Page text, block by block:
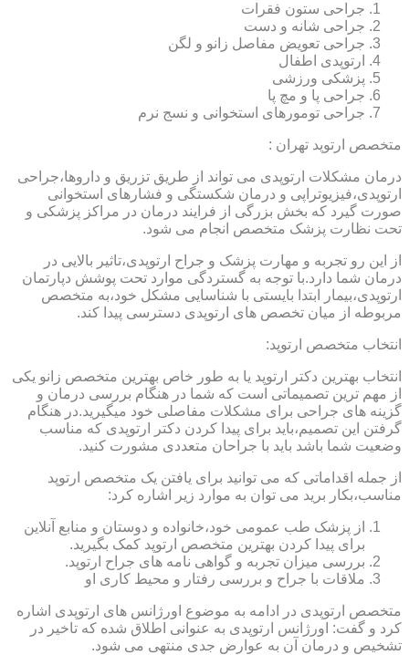
جراحی ستون فقرات
جراحی شانه و دست
جراحی تعویض مفاصل زانو و لگن
ارتوپدی اطفال
پزشکی ورزشی
جراحی پا و مچ پا
جراحی تومورهای استخوانی و نسج نرم
متخصص ارتوپد تهران :
درمان مشکلات ارتوپدی می تواند از طریق تزریق و داروها،جراحی
ارتوپدی،فیزیوتراپی و درمان شکستگی و فشارهای استخوانی
صورت گیرد که بخش بزرگی از فرایند درمان در مراکز پزشکی و
تحت نظارت پزشک متخصص انجام می شود.
از این رو تجربه و مهارت پزشک و جراح ارتوپدی،تاثیر بالایی در
درمان شما دارد.با توجه به گستردگی موارد تحت پوشش دپارتمان
ارتوپدی،بیمار ابتدا بایستی با شناسایی مشکل خود،به متخصص
مربوطه از میان تخصص های ارتوپدی دسترسی پیدا کند.
انتخاب متخصص ارتوپد:
انتخاب بهترین دکتر ارتوپد یا به طور خاص بهترین متخصص زانو یکی
از مهم ترین تصمیماتی است که شما در هنگام بررسی درمان و
گزینه های جراحی برای مشکلات مفاصلی خود میگیرید.در هنگام
گرفتن این تصمیم،باید برای پیدا کردن دکتر ارتوپدی که مناسب
وضعیت شما باشد باید با جراحان متعددی مشورت کنید.
از جمله اقداماتی که می توانید برای یافتن یک متخصص ارتوپد
مناسب،بکار برید می توان به موارد زیر اشاره کرد:
از پزشک طب عمومی خود،خانواده و دوستان و منابع آنلاین
برای پیدا کردن بهترین متخصص ارتوپد کمک بگیرید.
بررسی میزان تجربه و گواهی نامه های جراح ارتوپد.
ملاقات با جراح و بررسی رفتار و محیط کاری او
متخصص ارتوپدی در ادامه به موضوع اورژانس های ارتوپدی اشاره
کرد و گفت: اورژانس ارتوپدی به عنوانی اطلاق شده که تاخیر در
تشخیص و درمان آن به عوارض جدی منتهی می شود.